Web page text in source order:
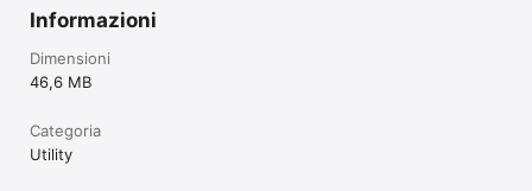
Informazioni
Dimensioni
46,6 MB
Categoria
Utility